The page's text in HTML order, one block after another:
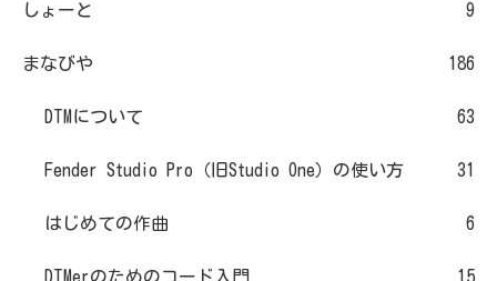
しょーと 9
まなびや 186
DTMについて 63
Fender Studio Pro（旧Studio One）の使い方 31
はじめての作曲 6
DTMerのためのコード入門 15